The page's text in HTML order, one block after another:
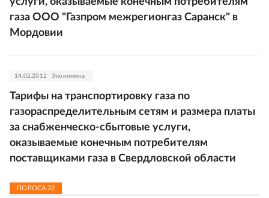
газа ООО "Газпром межрегионгаз Саранск" в
Мордовии
14.02.2012 Экономика
Тарифы на транспортировку газа по
газораспределительным сетям и размера платы
за снабженческо-сбытовые услуги,
оказываемые конечным потребителям
поставщиками газа в Свердловской области
ПОЛОСА 22